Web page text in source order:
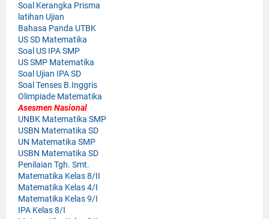
Soal Kerangka Prisma
latihan Ujian
Bahasa Panda UTBK
US SD Matematika
Soal US IPA SMP
US SMP Matematika
Soal Ujian IPA SD
Soal Tenses B.Inggris
Olimpiade Matematika
Asesmen Nasional
UNBK Matematika SMP
USBN Matematika SD
UN Matematika SMP
USBN Matematika SD
Penilaian Tgh. Smt.
Matematika Kelas 8/II
Matematika Kelas 4/I
Matematika Kelas 9/I
IPA Kelas 8/I